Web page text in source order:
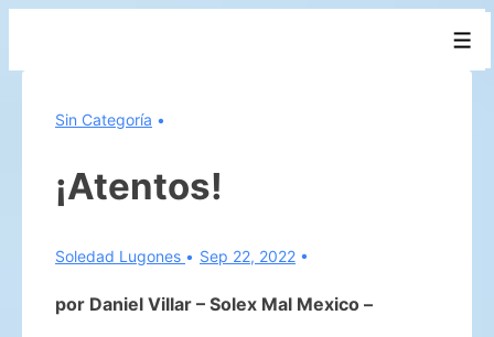
contenidoSin Categoría
¡Atentos!
Soledad Lugones Sep 22, 2022
por Daniel Villar – Solex Mal Mexico –